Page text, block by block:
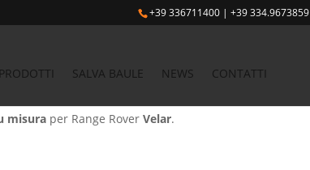
+39 336711400 | +39 334.9673859
PRODOTTI SALVA BAULE NEWS CONTATTI
bagagliaio Range Rover
misura per Range RoverVelar.